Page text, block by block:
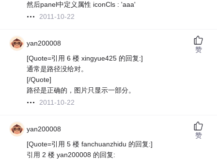
然后panel中定义属性 iconCls : 'aaa'
2011-10-22
yan200008
[Quote=引用 6 楼 xingyue425 的回复:]
通常是路径没给对。
[/Quote]
路径是正确的，图片只显示一部分。
2011-10-22
赞
yan200008
[Quote=引用 5 楼 fanchuanzhidu 的回复:]
引用 2 楼 yan200008 的回复:
赞